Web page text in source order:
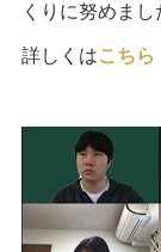
くりに努めまし
詳しくはこちら